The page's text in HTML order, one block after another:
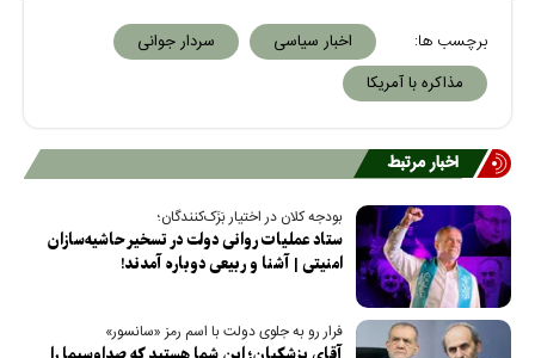
برچسب ها: اخبار سیاسی
سردار جوانی
مذاکره با آمریکا
اخبار مرتبط
بودجه کلان در اختیار بَزَک‌کنندگان؛
ستاد عملیات روانی دولت در تسخیر حاشیه‌سازان
امنیتی | آشنا و ربیعی دوباره آمدند!
فرار رو به جلوی دولت با اسم رمز «سانسور»